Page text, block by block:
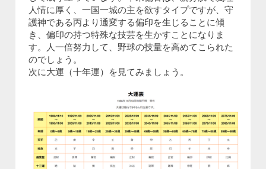
人情に厚く、一国一城の主を欲すタイプですが、守
護神である丙より通変する偏印を生じることに傾
き、偏印の持つ特殊な技芸を生かすことになりま
す。人一倍努力して、野球の技量を高めてこられた
のでしょう。
次に大運（十年運）を見てみましょう。